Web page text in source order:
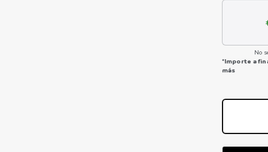
No
*Importe a
más